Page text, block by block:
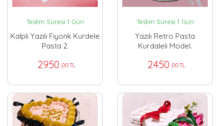
Teslim Süresi 1 Gün
Kalpli Yazılı Fiyonk Kurdele
Pasta 2.
2950 ,00 TL
Teslim Süresi 1 Gün
Yazılı Retro Pasta
Kurdaleli Model.
2450 ,00 TL